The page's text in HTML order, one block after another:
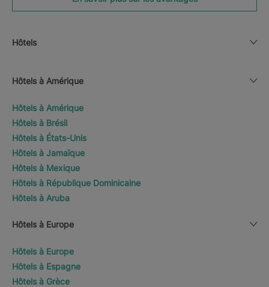
Hôtels
Hôtels à Amérique
Hôtels à Amérique
Hôtels à Brésil
Hôtels à États-Unis
Hôtels à Jamaïque
Hôtels à Mexique
Hôtels à République Dominicaine
Hôtels à Aruba
Hôtels à Europe
Hôtels à Europe
Hôtels à Espagne
Hôtels à Grèce